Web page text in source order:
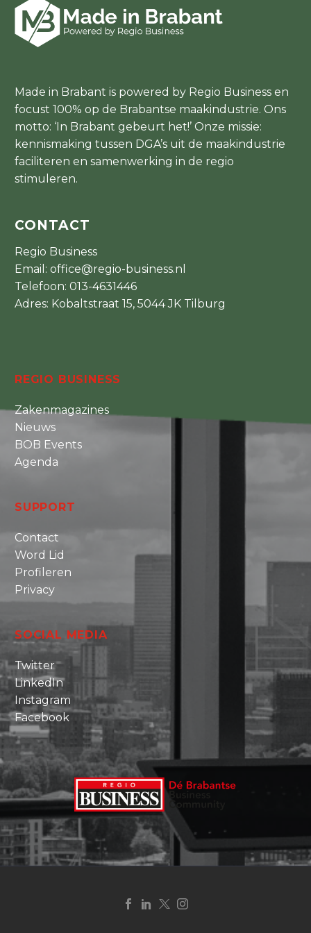
Made in Brabant is powered by Regio Business en
focust 100% op de Brabantse maakindustrie. Ons
motto: ‘In Brabant gebeurt het!’ Onze missie:
kennismaking tussen DGA’s uit de maakindustrie
faciliteren en samenwerking in de regio
stimuleren.
CONTACT
Regio Business
Email: office@regio-business.nl
Telefoon: 013-4631446
Adres: Kobaltstraat 15, 5044 JK Tilburg
REGIO BUSINESS
Zakenmagazines
Nieuws
BOB Events
Agenda
SUPPORT
Contact
Word Lid
Profileren
Privacy
SOCIAL MEDIA
Twitter
LinkedIn
Instagram
Facebook